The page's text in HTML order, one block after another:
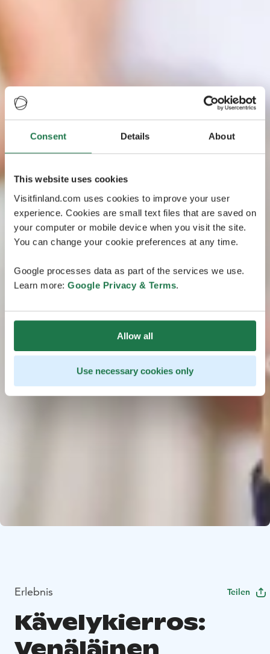
Consent Details About
This website uses cookies
Visitfinland.com uses cookies to improve your user
experience. Cookies are small text files that are saved on
your computer or mobile device when you visit the site.
You can change your cookie preferences at any time.
Google processes data as part of the services we use.
Learn more: Google Privacy & Terms.
Allow all
Use necessary cookies only
Erlebnis Teilen
Kävelykierros: